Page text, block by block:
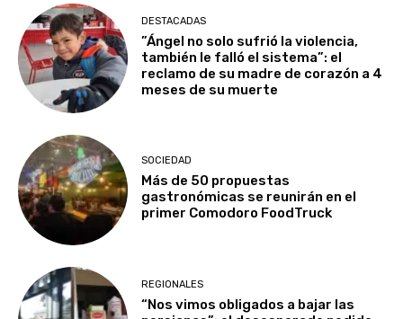
DESTACADAS
​”Ángel no solo sufrió la violencia,
también le falló el sistema”: el
reclamo de su madre de corazón a 4
meses de su muerte
SOCIEDAD
Más de 50 propuestas
gastronómicas se reunirán en el
primer Comodoro FoodTruck
REGIONALES
“Nos vimos obligados a bajar las